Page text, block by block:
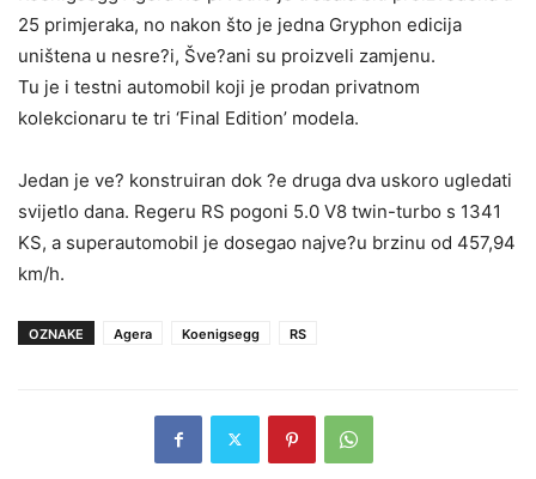
25 primjeraka, no nakon što je jedna Gryphon edicija
uništena u nesre?i, Šve?ani su proizveli zamjenu.
Tu je i testni automobil koji je prodan privatnom
kolekcionaru te tri ‘Final Edition’ modela.
Jedan je ve? konstruiran dok ?e druga dva uskoro ugledati
svijetlo dana. Regeru RS pogoni 5.0 V8 twin-turbo s 1341
KS, a superautomobil je dosegao najve?u brzinu od 457,94
km/h.
OZNAKE Agera Koenigsegg RS